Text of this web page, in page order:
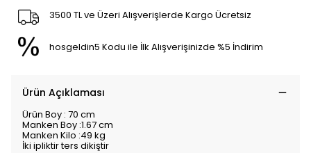
3500 TL ve Üzeri Alışverişlerde Kargo Ücretsiz
hosgeldin5 Kodu ile İlk Alışverişinizde %5 İndirim
Ürün Açıklaması
Ürün Boy : 70 cm
Manken Boy :1.67 cm
Manken Kilo :49 kg
İki ipliktir ters dikiştir